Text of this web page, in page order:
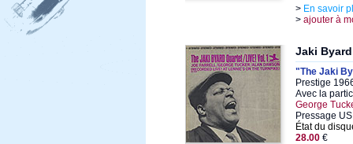
> En savoir
> ajouter à
Jaki Byard
"The Jaki
Prestige
Avec la
George
Pressage
État du
28.00 €